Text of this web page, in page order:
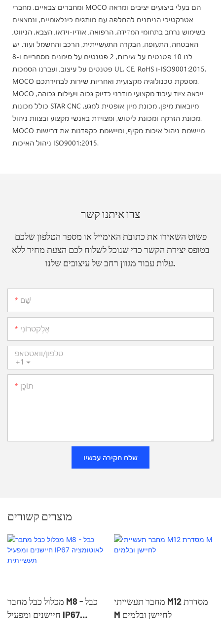
ומחברים צבאיים. מחברי MOCO הם בעלי ביצועים יציבים ומראה
אטרקטיבי הניתנים להחלפה עם מותגים בינלאומיים, ונמצאים
בשימוש נרחב בתחומי המדידה, הרפואה, אודיו-וידאו, הצבא, הניווט,
האבטחה, התעופה, הבקרה התעשייתית, הרכב והחשמל ועוד. יש
לנו 10 פטנטים על שירות, 2 פטנטים על סימנים מסחריים ו-8
פטנטים על עיצוב, ועברנו הסמכות UL, CE, RoHS ו-ISO9001:2015.
MOCO מספקת טכנולוגיה מקצועית ואחריות שירות לבחירתכם.
MOCO ייבאה ציוד עיבוד מקצועי מודרני בדיוק גבוה ויעילות גבוהה,
כולל מכונות STAR CNC מיובאות מיפן, מכונת מיון אופטית למגע,
מכונת הזרקה ומכונת ליטוש, ומצוידת באנשי מקצוע ובצוות ניהול.
MOCO מיישמת ניהול איכות מקיף, ומיישמת בקפדנות את דרישות
ניהול האיכות ISO9001:2015.
צרו איתנו קשר
פשוט השאירו את כתובת האימייל או מספר הטלפון שלכם
בטופס יצירת הקשר כדי שנוכל לשלוח לכם הצעת מחיר ללא
עלות עבור מגוון רחב של עיצובים שלנו.
שֵׁם
אֶלֶקטרוֹנִי
+1
טלפון/וואטסאפ
תוֹכֶן
שלח חקירה עכשיו
מוצרים קשורים
מכלול כבל מחבר M8 - כבל
חיישנים ומפעיל IP67
מחבר תעשייתי M12 מסדרת
M לחיישן ובלמים